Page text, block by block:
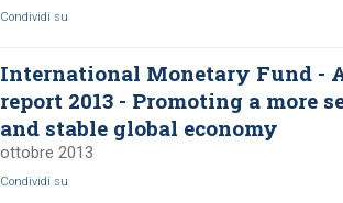
Condividi su
International Monetary Fund -
report 2013 - Promoting a more
and stable global economy
ottobre 2013
Condividi su